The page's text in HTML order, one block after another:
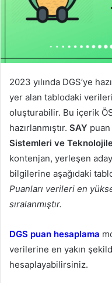
2023 yılında DGS’ye
yer alan tablodaki
oluşturabilir. Bu içerik
hazırlanmıştır. SAY
Sistemleri ve
kontenjan, yerleşen
bilgilerine aşağıdaki
Puanları verileri en
sıralanmıştır.
DGS puan hesaplama
verilerine en yakın
hesaplayabilirsiniz.